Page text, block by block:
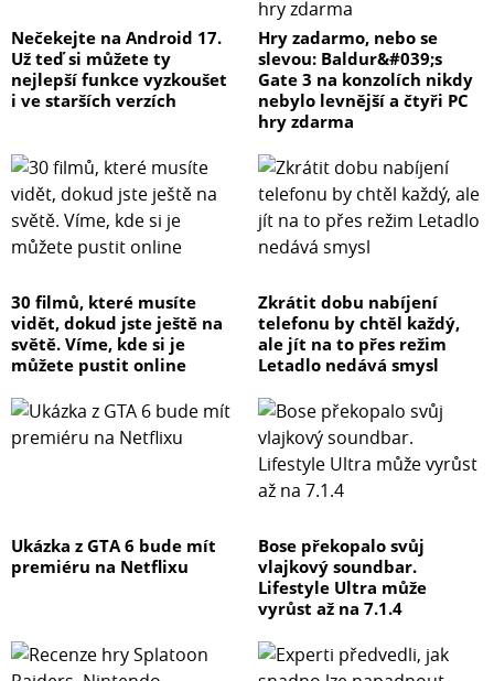
Většina nepoctivých prodejců používá magické hodnoty
Watt uvedené v různých metodách měření. V audio
světě by vás měla zajímat jen jedna hodnota, která je
napříč všemi výrobci porovnatelná. Tou je udaný příkon
Watt RMS. Této hodnoty je dosaženo dlouhodobě a
Dalším údajem Watt MAX je schopnost reproduktoru
tento příkon přenést na velmi malou chvilku.
V konečném důsledku tato hodnota není příliš důležitá a
doporučujeme se řídit hodnotou Watt RMS.
JAKÁ KONSTRUKCE JE PRO MĚ NEJVHODNĚJŠÍ?
V zásadě se na trhu objevují jen dva typy konstrukcí
Uzavřená konstrukce se vyznačuje přesnou, více
přirozenou a rychlou reprodukcí, která navíc potřebuje
menší objem reproboxu. Nevýhodou je menší síla
větším reproduktorem.
Bassreflexová je pak výrazně složitější, protože potřebuje
mít přesně naladěný a vyměřený basový nátrubek
v reproboxu. Před ani za tímto nátrubkem nesmí být
překážka například v podobě zdi alespoň ve vzdálenosti
Nečekejte na Android 17.
Už teď si můžete ty
nejlepší funkce vyzkoušet
i ve starších verzích
Hry zadarmo, nebo se
slevou: Baldur&#039;s
Gate 3 na konzolích nikdy
nebylo levnější a čtyři PC
hry zdarma
30 filmů, které musíte
vidět, dokud jste ještě na
světě. Víme, kde si je
můžete pustit online
Zkrátit dobu nabíjení
telefonu by chtěl každý,
ale jít na to přes režim
Letadlo nedává smysl
Ukázka z GTA 6 bude mít
premiéru na Netflixu
Bose překopalo svůj
vlajkový soundbar.
Lifestyle Ultra může
vyrůst až na 7.1.4